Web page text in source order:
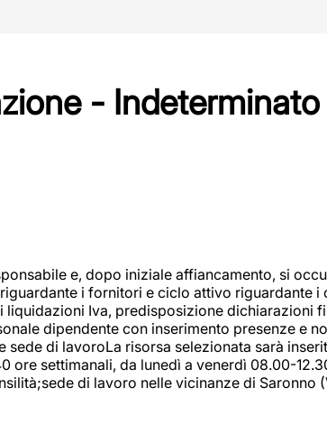
- Indeterminato
e, dopo iniziale affiancamento, si
i fornitori e ciclo attivo riguardante
Iva, predisposizione dichiarazioni
dipendente con inserimento presenze e
di lavoroLa risorsa selezionata sarà
settimanali, da lunedì a venerdì 08.00-
di lavoro nelle vicinanze di Saronno